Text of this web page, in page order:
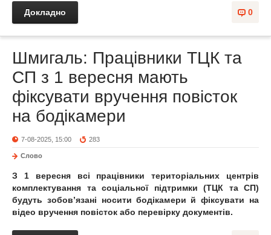
0
Докладно
Шмигаль: Працівники ТЦК та
СП з 1 вересня мають
фіксувати вручення повісток
на бодікамери
7-08-2025, 15:00 283
Слово
З 1 вересня всі працівники територіальних центрів
комплектування та соціальної підтримки (ТЦК та СП)
будуть зобов’язані носити бодікамери й фіксувати на
відео вручення повісток або перевірку документів.